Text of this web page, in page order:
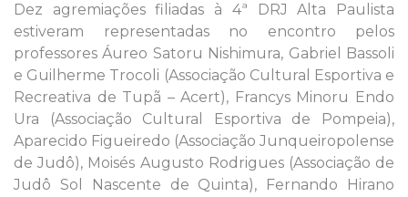
Dez agremiações filiadas à 4ª DRJ Alta Paulista
estiveram representadas no encontro pelos
professores Áureo Satoru Nishimura, Gabriel Bassoli
e Guilherme Trocoli (Associação Cultural Esportiva e
Recreativa de Tupã – Acert), Francys Minoru Endo
Ura (Associação Cultural Esportiva de Pompeia),
Aparecido Figueiredo (Associação Junqueiropolense
de Judô), Moisés Augusto Rodrigues (Associação de
Judô Sol Nascente de Quinta), Fernando Hirano